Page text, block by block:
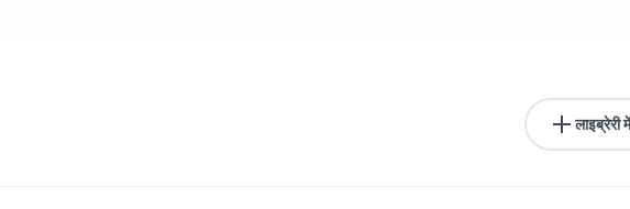
लाइब्रेरी में